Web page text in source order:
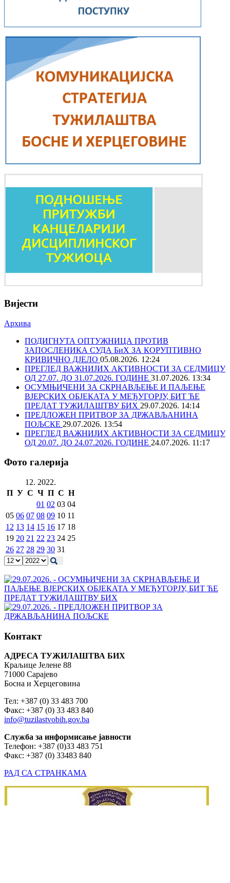
Вијести
Архива
ПОДИГНУТА ОПТУЖНИЦА ПРОТИВ
ЗАПОСЛЕНИКА СУДА БиХ ЗА КОРУПТИВНО
КРИВИЧНО ДЈЕЛО 05.08.2026. 12:24
ПРЕГЛЕД ВАЖНИЈИХ АКТИВНОСТИ ЗА СЕДМИЦУ
ОД 27.07. ДО 31.07.2026. ГОДИНЕ 31.07.2026. 13:34
ОСУМЊИЧЕНИ ЗА СКРНАВЉЕЊЕ И ПАЉЕЊЕ
ВЈЕРСКИХ ОБЈЕКАТА У МЕЂУГОРЈУ, БИТ ЋЕ
ПРЕДАТ ТУЖИЛАШТВУ БИХ 29.07.2026. 14:14
ПРЕДЛОЖЕН ПРИТВОР ЗА ДРЖАВЉАНИНА
ПОЉСКЕ 29.07.2026. 13:54
ПРЕГЛЕД ВАЖНИЈИХ АКТИВНОСТИ ЗА СЕДМИЦУ
ОД 20.07. ДО 24.07.2026. ГОДИНЕ 24.07.2026. 11:17
Фото галерија
12. 2022.
П У С Ч П С Н
01 02 03 04
05 06 07 08 09 10 11
12 13 14 15 16 17 18
19 20 21 22 23 24 25
26 27 28 29 30 31
Контакт
АДРЕСА ТУЖИЛАШТВА БИХ
Краљице Јелене 88
71000 Сарајево
Босна и Херцеговина
Тел: +387 (0) 33 483 700
Факс: +387 (0) 33 483 840
info@tuzilastvobih.gov.ba
Служба за информисање јавности
Телефон: +387 (0)33 483 751
Факс: +387 (0) 33483 840
РАД СА СТРАНКАМА